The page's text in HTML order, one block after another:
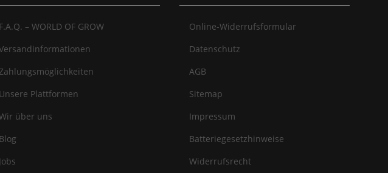
F.A.Q. – WORLD OF GROW
Unsere Plattformen
über uns
Blog
Jobs
Online-Widerrufsformular
Datenschutz
AGB
Sitemap
Impressum
Batteriegesetzhinweise
Widerrufsrecht